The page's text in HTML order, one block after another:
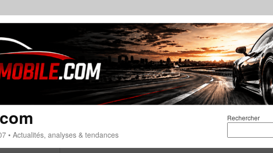
Rechercher
• Actualités, analyses & tendances